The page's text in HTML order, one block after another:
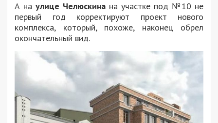
А на улице Челюскина на участке под №10 не
первый год корректируют проект нового
комплекса, который, похоже, наконец обрел
окончательный вид.